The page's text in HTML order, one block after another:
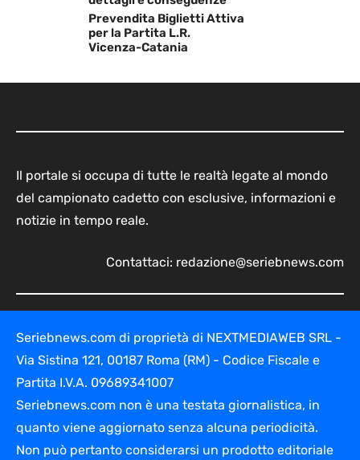
Prevendita Biglietti Attiva
per la Partita L.R.
Vicenza-Catania
Il portale si occupa di tutte le realtà legate al mondo
del campionato cadetto con esclusive, informazioni e
notizie in tempo reale.
Contattaci: redazione@seriebnews.com
Seriebnews.com di proprietà di NEXTMEDIAWEB SRL -
Via Sistina 121, 00187 Roma (RM) - Codice Fiscale e
Partita I.V.A. 09689341007
Seriebnews.com non è una testata giornalistica, in
quanto viene aggiornato senza alcuna periodicità.
Non può pertanto considerarsi un prodotto editoriale